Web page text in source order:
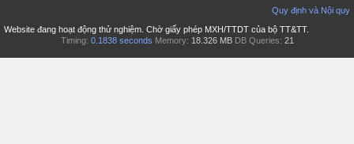
Quy định và Nội quy
Website đang hoạt động thử nghiệm. Chờ giấy phép MXH/TTDT của bộ TT&TT.
Timing: 0.1838 seconds Memory: 18.326 MB DB Queries: 21